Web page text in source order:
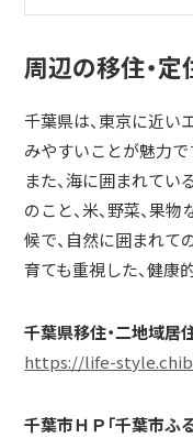
周辺の移住・定
千葉県は、東京に近い
みやすいことが魅力で
また、海に囲まれてい
のこと、米、野菜、果
候で、自然に囲まれて
育ても重視した、健康
千葉県移住・二地域居
https://life-
千葉市ＨＰ「千葉市ふ